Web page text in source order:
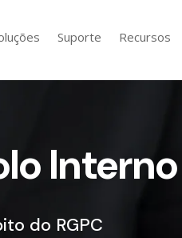
Suporte Recursos
Interno
do RGPC